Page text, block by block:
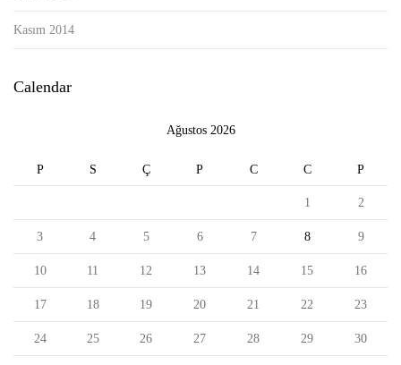
Kasım 2014
Calendar
Ağustos 2026
P S Ç P C C P
1 2
3 4 5 6 7 8 9
10 11 12 13 14 15 16
17 18 19 20 21 22 23
24 25 26 27 28 29 30